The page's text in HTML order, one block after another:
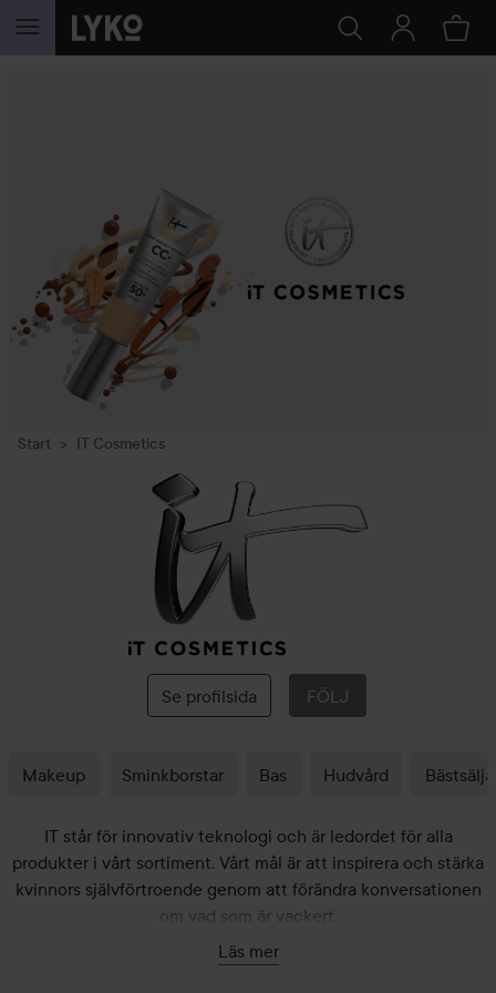
HOPPA TILL INNEHÅLLET
Start IT Cosmetics
IT
Cosmetics
Se profilsida FÖLJ
Makeup Sminkborstar Bas Hudvård
IT står för innovativ teknologi och är ledordet för alla
produkter i vårt sortiment. Vårt mål är att inspirera och stärka
kvinnors självförtroende genom att förändra konversationen
om vad som är vackert.
IT skapar game-changing produkter som ger life-changing
resultat som håller vad dem lovar. Vi visar riktiga resultat utan
Läs mer